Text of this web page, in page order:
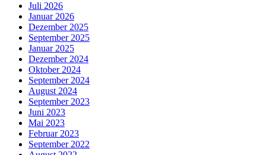
Juli 2026
Januar 2026
Dezember 2025
September 2025
Januar 2025
Dezember 2024
Oktober 2024
September 2024
August 2024
September 2023
Juni 2023
Mai 2023
Februar 2023
September 2022